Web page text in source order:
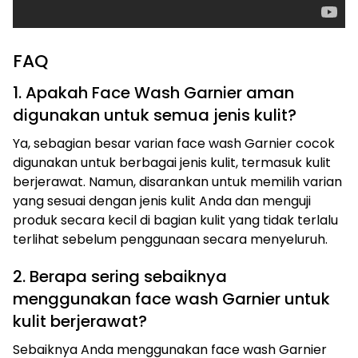
FAQ
1. Apakah Face Wash Garnier aman
digunakan untuk semua jenis kulit?
Ya, sebagian besar varian face wash Garnier cocok
digunakan untuk berbagai jenis kulit, termasuk kulit
berjerawat. Namun, disarankan untuk memilih varian
yang sesuai dengan jenis kulit Anda dan menguji
produk secara kecil di bagian kulit yang tidak terlalu
terlihat sebelum penggunaan secara menyeluruh.
2. Berapa sering sebaiknya
menggunakan face wash Garnier untuk
kulit berjerawat?
Sebaiknya Anda menggunakan face wash Garnier